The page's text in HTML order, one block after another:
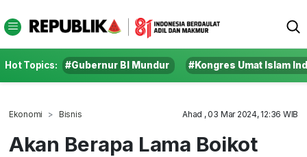
Hot Topics: #Gubernur BI Mundur #Kongres Umat Islam
Ekonomi Bisnis Ahad , 03 Mar 2024, 12:36 WIB
Akan Berapa Lama Boikot